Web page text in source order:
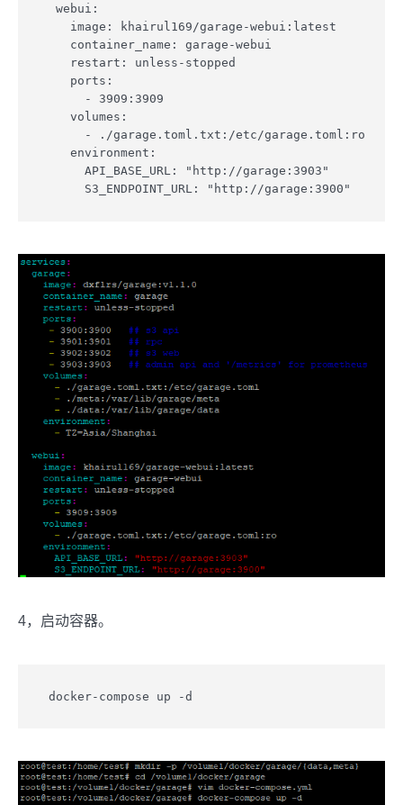
  webui:
    image: khairul169/garage-webui:latest
    container_name: garage-webui
    restart: unless-stopped
    ports:
      - 3909:3909
    volumes:
      - ./garage.toml.txt:/etc/garage.toml:ro
    environment:
      API_BASE_URL: "http://garage:3903"
      S3_ENDPOINT_URL: "http://garage:3900"
4，启动容器。
docker-compose up -d